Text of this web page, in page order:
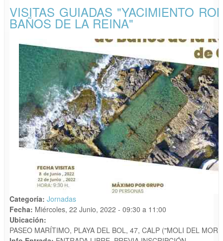
VISITAS GUIADAS "YACIMIENTO
BAÑOS DE LA REINA"
Categoría: Jornadas
Fecha: Miércoles, 22 Junio, 2022 - 09:30 a 11:00
Ubicación:
PASEO MARÍTIMO, PLAYA DEL BOL, 47, CALP ("MOLI DEL